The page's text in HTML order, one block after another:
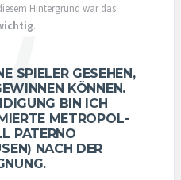
Hintergrund war das
.
SPIELER GESEHEN,
KÖNNEN.
BIN ICH
METROPOL-
PATERNO
NACH DER